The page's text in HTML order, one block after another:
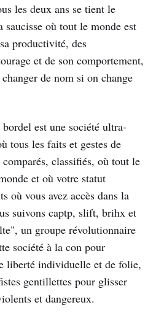
les deux ans se tient le
où tout le monde est
productivité, des
et de son comportement,
de nom si on change
est une société ultra-
tous les faits et gestes de
classifiés, où tout le
et où votre statut
où vous avez accès dans la
suivons captp, slift, brihx et
un groupe révolutionnaire
société à la con pour
liberté individuelle et de folie,
gentillettes pour glisser
et dangereux.